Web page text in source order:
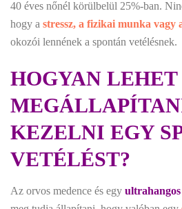
40 éves nőnél körülbelül 25%-ban.
hogy a stressz, a fizikai munka vagy
okozói lennének a spontán vetélésnek.
HOGYAN LEHET
KEZELNI EGY
VETÉLÉST?
Az orvos medence és egy